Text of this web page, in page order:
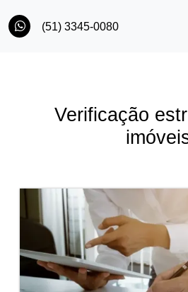
(51) 3345-0080
Verificação